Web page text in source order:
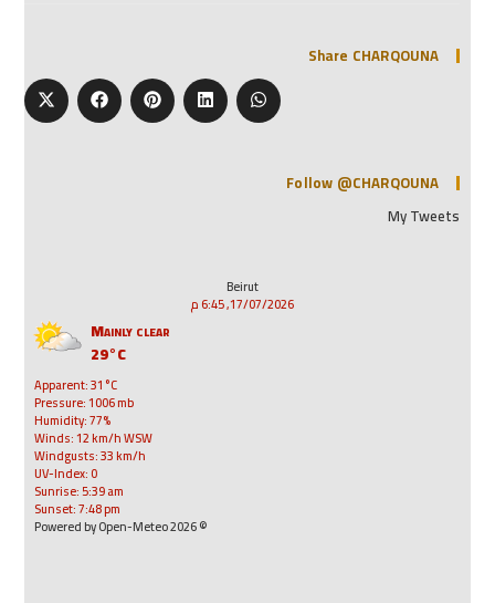
Share CHARQOUNA
Follow @CHARQOUNA
My Tweets
Beirut
17/07/2026, 6:45 م
Mainly clear
29°C
Apparent: 31°C
Pressure: 1006 mb
Humidity: 77%
Winds: 12 km/h WSW
Windgusts: 33 km/h
UV-Index: 0
Sunrise: 5:39 am
Sunset: 7:48 pm
© 2026 Powered by Open-Meteo